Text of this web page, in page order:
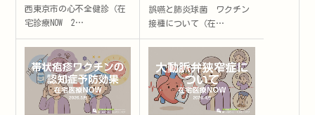
西東京市の心不全健診（在
宅診療NOW 2…
誤嚥と肺炎球菌 ワクチン
接種について（在…